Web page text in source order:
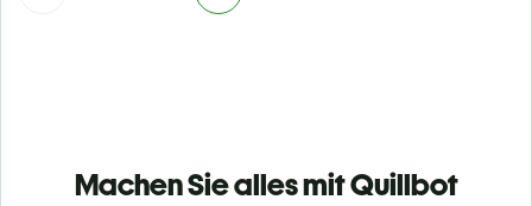
Machen Sie alles mit Quillbot